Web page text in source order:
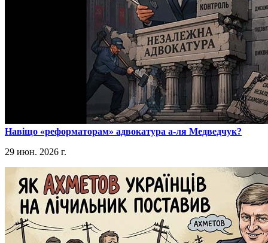
​Навіщо «реформаторам» адвокатура а-ля Медведчук?
29 июн. 2026 г.